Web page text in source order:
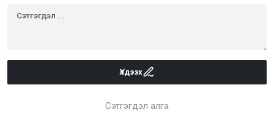
Үлдээх
Сэтгэгдэл алга